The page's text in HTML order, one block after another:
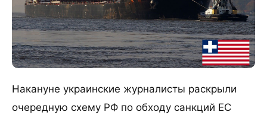
Накануне украинские журналисты раскрыли
очередную схему РФ по обходу санкций ЕС